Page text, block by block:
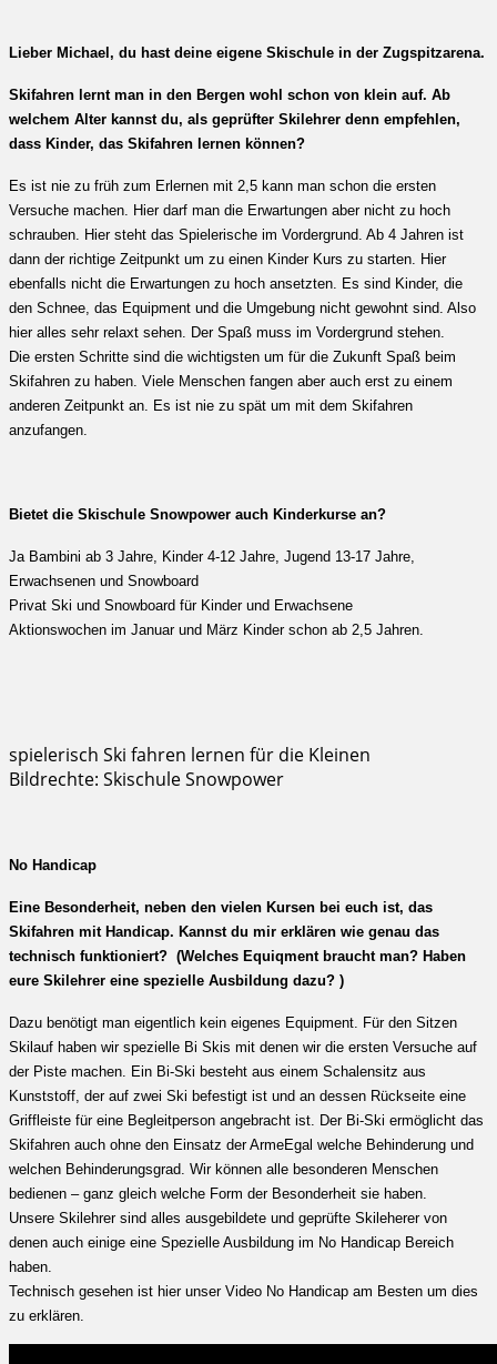
Lieber Michael, du hast deine eigene Skischule in der Zugspitzarena.
Skifahren lernt man in den Bergen wohl schon von klein auf. Ab
welchem Alter kannst du, als geprüfter Skilehrer denn empfehlen,
dass Kinder, das Skifahren lernen können?
Es ist nie zu früh zum Erlernen mit 2,5 kann man schon die ersten
Versuche machen. Hier darf man die Erwartungen aber nicht zu hoch
schrauben. Hier steht das Spielerische im Vordergrund. Ab 4 Jahren ist
dann der richtige Zeitpunkt um zu einen Kinder Kurs zu starten. Hier
ebenfalls nicht die Erwartungen zu hoch ansetzten. Es sind Kinder, die
den Schnee, das Equipment und die Umgebung nicht gewohnt sind. Also
hier alles sehr relaxt sehen. Der Spaß muss im Vordergrund stehen.
Die ersten Schritte sind die wichtigsten um für die Zukunft Spaß beim
Skifahren zu haben. Viele Menschen fangen aber auch erst zu einem
anderen Zeitpunkt an. Es ist nie zu spät um mit dem Skifahren
anzufangen.
Bietet die Skischule Snowpower auch Kinderkurse an?
Ja Bambini ab 3 Jahre, Kinder 4-12 Jahre, Jugend 13-17 Jahre,
Erwachsenen und Snowboard
Privat Ski und Snowboard für Kinder und Erwachsene
Aktionswochen im Januar und März Kinder schon ab 2,5 Jahren.
spielerisch Ski fahren lernen für die Kleinen
Bildrechte: Skischule Snowpower
No Handicap
Eine Besonderheit, neben den vielen Kursen bei euch ist, das
Skifahren mit Handicap. Kannst du mir erklären wie genau das
technisch funktioniert? (Welches Equiqment braucht man? Haben
eure Skilehrer eine spezielle Ausbildung dazu? )
Dazu benötigt man eigentlich kein eigenes Equipment. Für den Sitzen
Skilauf haben wir spezielle Bi Skis mit denen wir die ersten Versuche auf
der Piste machen. Ein Bi-Ski besteht aus einem Schalensitz aus
Kunststoff, der auf zwei Ski befestigt ist und an dessen Rückseite eine
Griffleiste für eine Begleitperson angebracht ist. Der Bi-Ski ermöglicht das
Skifahren auch ohne den Einsatz der ArmeEgal welche Behinderung und
welchen Behinderungsgrad. Wir können alle besonderen Menschen
bedienen – ganz gleich welche Form der Besonderheit sie haben.
Unsere Skilehrer sind alles ausgebildete und geprüfte Skileherer von
denen auch einige eine Spezielle Ausbildung im No Handicap Bereich
haben.
Technisch gesehen ist hier unser Video No Handicap am Besten um dies
zu erklären.